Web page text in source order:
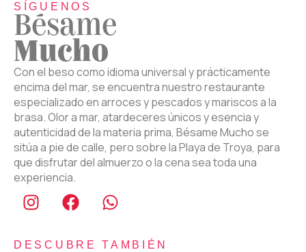
SÍGUENOS
Bésame
Mucho
Con el beso como idioma universal y prácticamente
encima del mar, se encuentra nuestro restaurante
especializado en arroces y pescados y mariscos a la
brasa. Olor a mar, atardeceres únicos y esencia y
autenticidad de la materia prima, Bésame Mucho se
sitúa a pie de calle, pero sobre la Playa de Troya, para
que disfrutar del almuerzo o la cena sea toda una
experiencia.
DESCUBRE TAMBIÉN